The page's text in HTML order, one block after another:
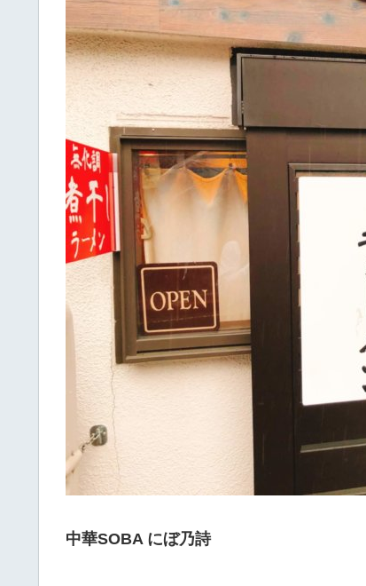
中華SOBA にぼ乃詩